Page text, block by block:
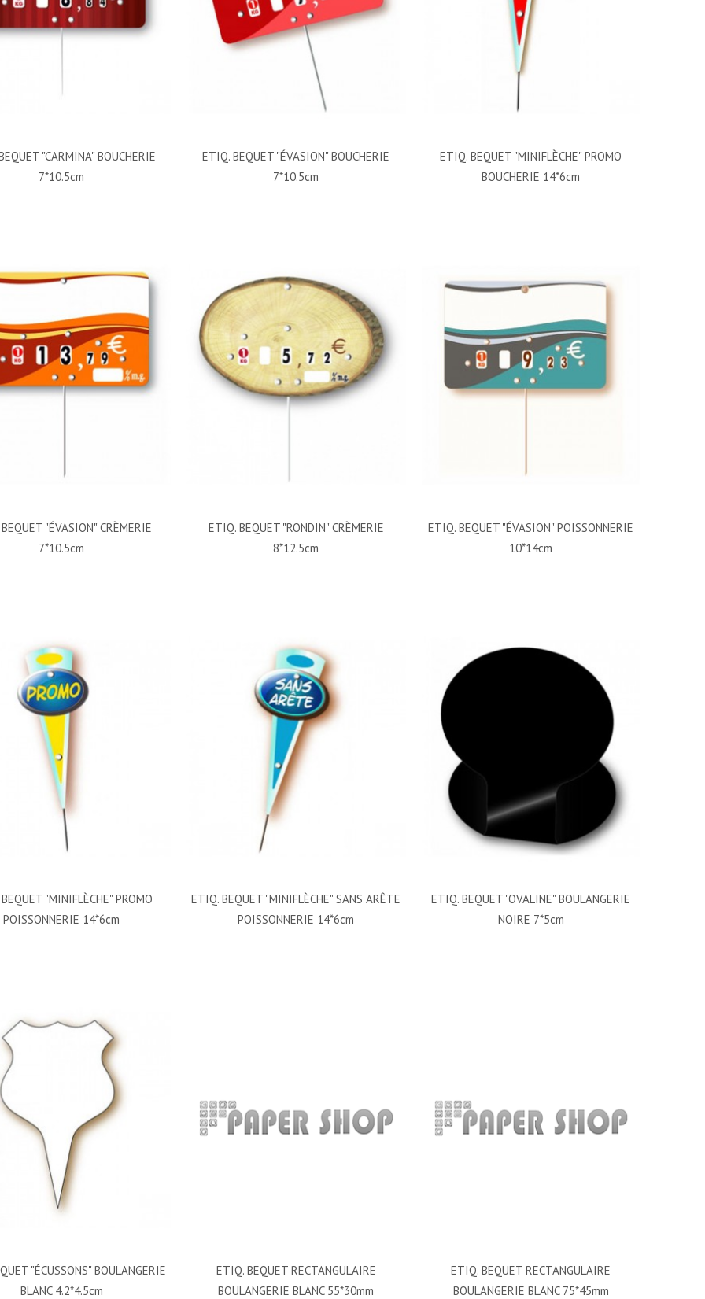
"CARMINA" BOUCHERIE
7*10.5cm
ETIQ. BEQUET "ÉVASION" BOUCHERIE
7*10.5cm
ETIQ. BEQUET "MINIFLÈCHE" PROMO
BOUCHERIE 14*6cm
"ÉVASION" CRÈMERIE
7*10.5cm
ETIQ. BEQUET "RONDIN" CRÈMERIE
8*12.5cm
ETIQ. BEQUET "ÉVASION" POISSONNERIE
10*14cm
"MINIFLÈCHE" PROMO
POISSONNERIE 14*6cm
ETIQ. BEQUET "MINIFLÈCHE" SANS ARÊTE
POISSONNERIE 14*6cm
ETIQ. BEQUET "OVALINE" BOULANGERIE
NOIRE 7*5cm
"ÉCUSSONS" BOULANGERIE
BLANC 4.2*4.5cm
ETIQ. BEQUET RECTANGULAIRE
BOULANGERIE BLANC 55*30mm
ETIQ. BEQUET RECTANGULAIRE
BOULANGERIE BLANC 75*45mm